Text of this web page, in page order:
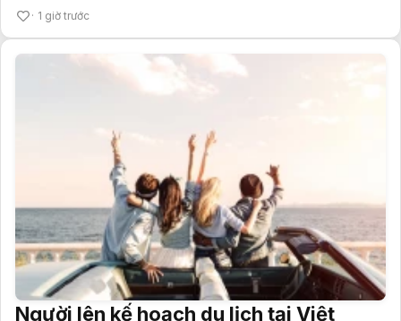
1 giờ trước
Người lên kế hoạch du lịch tại Việt